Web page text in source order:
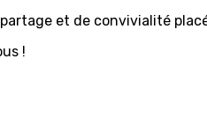
et de convivialité
!